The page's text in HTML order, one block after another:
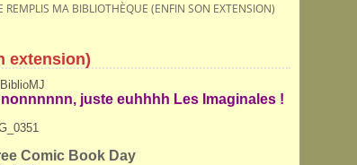
REMPLIS MA BIBLIOTHÈQUE (ENFIN SON EXTENSION)
extension)
juste euhhhh Les Imaginales !
Comic Book Day